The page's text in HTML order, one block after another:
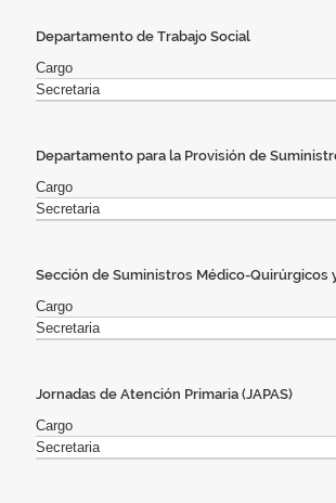
Departamento de Trabajo Social
Cargo
Secretaria
Departamento para la Provisión de
Cargo
Secretaria
Sección de Suministros Médico-Quirúrgicos
Cargo
Secretaria
Jornadas de Atención Primaria (JAPAS)
Cargo
Secretaria